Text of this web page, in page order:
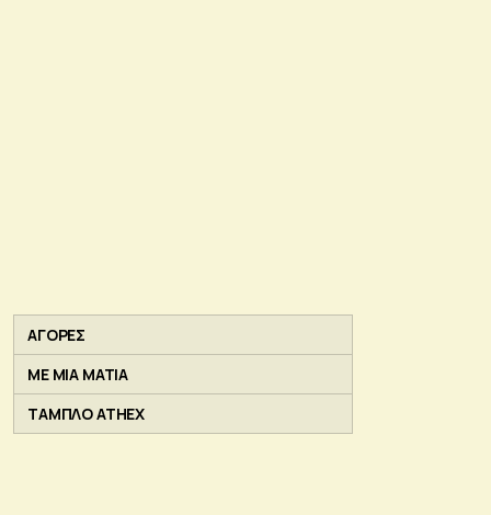
ΑΓΟΡΕΣ
ΜΕ ΜΙΑ ΜΑΤΙΑ
ΤΑΜΠΛΟ ATHEX